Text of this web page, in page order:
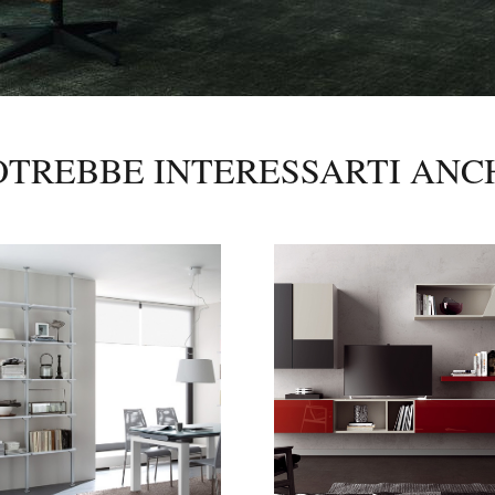
INTERESSARTI